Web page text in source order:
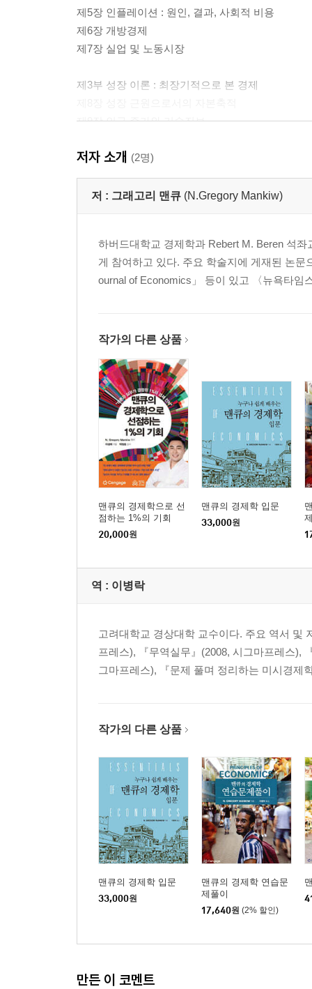
제5장 인플레이션 : 원인, 결과, 사회적 비용
제6장 개방경제
제7장 실업 및 노동시장
제3부 성장 이론 : 최장기적으로 본 경제
제9장 인구 증가와 기술진보
제4부 경기순환 이론 : 단기적으로 본 경제
제11장 경제 변동 입문
제14장 개방경제에 관한 재논의：먼델－플레밍
제15장 총공급과 인플레이션 및 실업의 단기적 상
제17장 안정화 정책에 관한 대안적 관점
제18장 정부채무 및 재정적자
제19장 금융제도 : 기회 및 위험
제20장 소비 및 투자의 미시경제적 기초
저자 소개 (2명)
저 : 그래고리 맨큐 (N.Gregory Mankiw)
하버드대학교 경제학과 Rebert M. Beren 석
게 참여하고 있다. 주요 학술지에 게재된 논
ournal of Economics」 등이 있고 〈뉴욕타임
작가의 다른 상품
맨큐의 경제학으로 선
점하는 1%의 기회
20,000원
맨큐의 경제학 입문
33,000원
역 : 이병락
고려대학교 경상대학 교수이다. 주요 역서 및
프레스), 『무역실무』(2008, 시그마프레스),
그마프레스), 『문제 풀며 정리하는 미시경제
작가의 다른 상품
맨큐의 경제학 입문
33,000원
맨큐의 경제학 연습문
제풀이
17,640원 (2% 할인)
만든 이 코멘트